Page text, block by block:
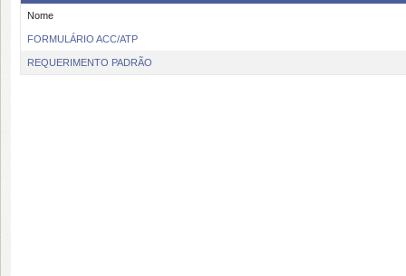
Nome
FORMULÁRIO ACC/ATP
REQUERIMENTO PADRÃO